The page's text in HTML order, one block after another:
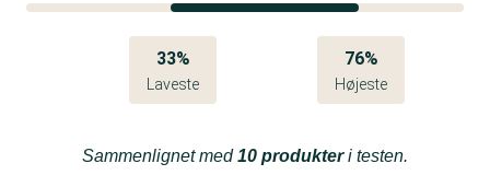
33%
Laveste
76%
Højeste
Sammenlignet med10 produkteri testen.